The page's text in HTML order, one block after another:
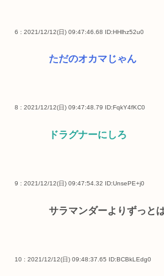
6 : 2021/12/12(日) 09:47:46.68 ID:HHlhz52u0
ただのオカマじゃん
8 : 2021/12/12(日) 09:47:48.79 ID:FqkY4fKC0
ドラグナーにしろ
9 : 2021/12/12(日) 09:47:54.32 ID:UnsePE+j0
サラマンダーよりずっと
10 : 2021/12/12(日) 09:48:37.65 ID:BCBkLEdg0